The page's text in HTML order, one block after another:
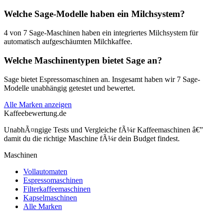
Welche Sage-Modelle haben ein Milchsystem?
4 von 7 Sage-Maschinen haben ein integriertes Milchsystem für
automatisch aufgeschäumten Milchkaffee.
Welche Maschinentypen bietet Sage an?
Sage bietet Espressomaschinen an. Insgesamt haben wir 7 Sage-
Modelle unabhängig getestet und bewertet.
Alle Marken anzeigen
Kaffeebewertung.de
UnabhÃ¤ngige Tests und Vergleiche fÃ¼r Kaffeemaschinen â€”
damit du die richtige Maschine fÃ¼r dein Budget findest.
Maschinen
Vollautomaten
Espressomaschinen
Filterkaffeemaschinen
Kapselmaschinen
Alle Marken